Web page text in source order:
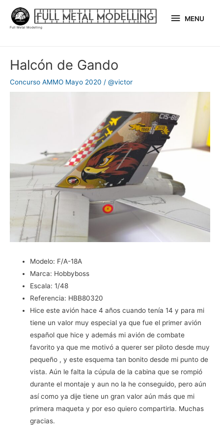
contenido
Full Metal Modelling
MENU
Halcón de Gando
Concurso AMMO Mayo 2020 / @victor
Modelo: F/A-18A
Marca: Hobbyboss
Escala: 1/48
Referencia: HBB80320
Hice este avión hace 4 años cuando tenía 14 y para mi
tiene un valor muy especial ya que fue el primer avión
español que hice y además mi avión de combate
favorito ya que me motivó a querer ser piloto desde muy
pequeño , y este esquema tan bonito desde mi punto de
vista. Aún le falta la cúpula de la cabina que se rompió
durante el montaje y aun no la he conseguido, pero aún
así como ya dije tiene un gran valor aún más que mi
primera maqueta y por eso quiero compartirla. Muchas
gracias.
de